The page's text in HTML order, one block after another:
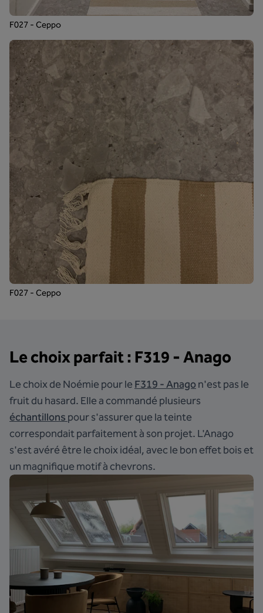
F027 - Ceppo
F027 - Ceppo
Le choix parfait : F319 - Anago
Le choix de Noémie pour le F319 - Anagon'est pas le
fruit du hasard. Elle a commandé plusieurs
échantillons pour s'assurer que la teinte
correspondait parfaitement à son projet. L'Anago
s'est avéré être le choix idéal, avec le bon effet bois et
un magnifique motif à chevrons.